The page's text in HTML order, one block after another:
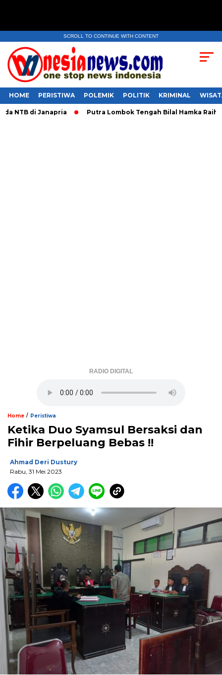
SCROLL TO CONTINUE WITH CONTENT
HOME PERISTIWA POLEMIK POLITIK KRIMINAL
di Janapria Putra Lombok Tengah Bilal Hamka Raih Dua
RADIO DIGITAL
Home / Peristiwa
Ketika Duo Syamsul Bersaksi dan
Fihir Berpeluang Bebas !!
Ahmad Deri Dustury
Rabu, 31 Mei 2023